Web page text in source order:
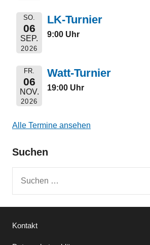
SO.
06
SEP.
2026
LK-Turnier
9:00 Uhr
FR.
06
NOV.
2026
Watt-Turnier
19:00 Uhr
Alle Termine ansehen
Suchen
Kontakt